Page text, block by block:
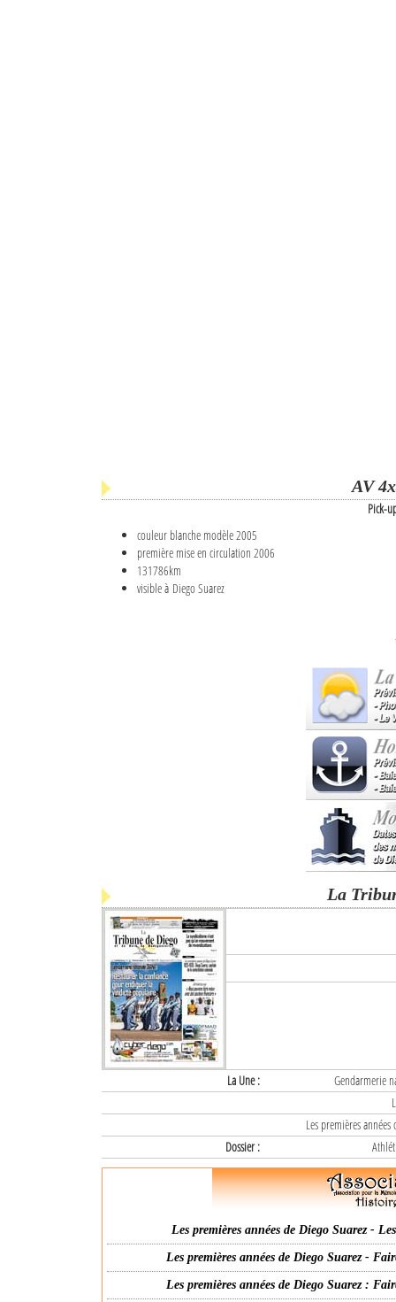
AV
Pick-
couleur blanche modèle 2005
première mise en circulation 2006
131786km
visible à Diego Suarez
La
La Une :
Gendarmerie
Les premières
Dossier :
Les premières années de Diego Suarez -
Les premières années de Diego Suarez -
Les premières années de Diego Suarez :